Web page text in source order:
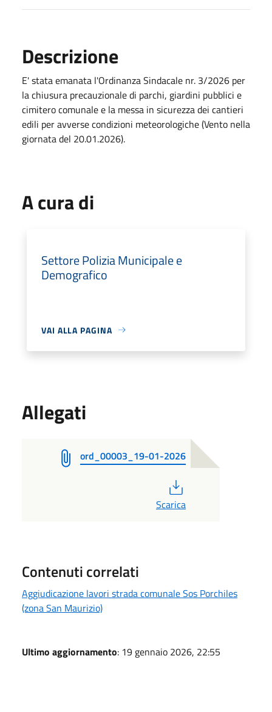
Descrizione
E' stata emanata l'Ordinanza Sindacale nr. 3/2026 per
la chiusura precauzionale di parchi, giardini pubblici e
cimitero comunale e la messa in sicurezza dei cantieri
edili per avverse condizioni meteorologiche (Vento nella
giornata del 20.01.2026).
A cura di
Settore Polizia Municipale e
Demografico
VAI ALLA PAGINA
Allegati
ord_00003_19-01-2026
Scarica
Contenuti correlati
Aggiudicazione lavori strada comunale Sos Porchiles
(zona San Maurizio)
Ultimo aggiornamento: 19 gennaio 2026, 22:55